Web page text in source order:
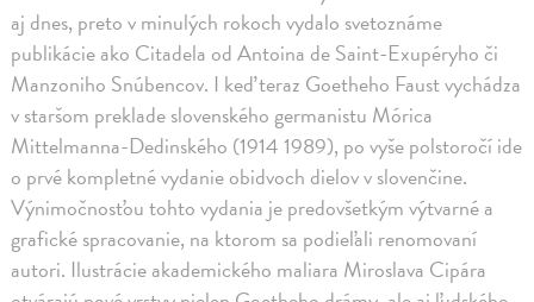
aj dnes, preto v minulých rokoch vydalo svetoznáme
publikácie ako Citadela od Antoina de Saint-Exupéryho či
Manzoniho Snúbencov. I keď teraz Goetheho Faust vychádza
v staršom preklade slovenského germanistu Mórica
Mittelmanna-Dedinského (1914 1989), po vyše polstoročí ide
o prvé kompletné vydanie obidvoch dielov v slovenčine.
Výnimočnosťou tohto vydania je predovšetkým výtvarné a
grafické spracovanie, na ktorom sa podieľali renomovaní
autori. Ilustrácie akademického maliara Miroslava Cipára